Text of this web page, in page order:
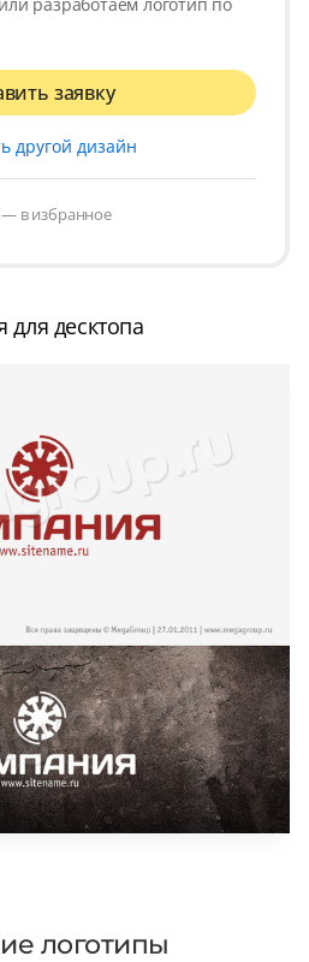
заявку
другой дизайн
— в избранное
для десктопа
логотипы